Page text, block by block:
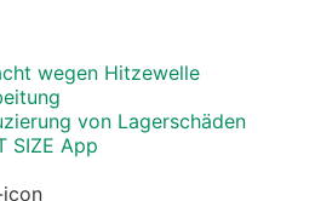
wegen Hitzewelle
von Lagerschäden
SIZE App